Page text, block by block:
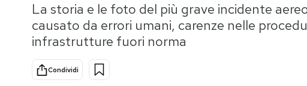
Consumismi
Storie/Idee
Ok Boomer!
La storia e le foto del più grave incidente
causato da errori umani, carenze nelle
infrastrutture fuori norma
Condividi